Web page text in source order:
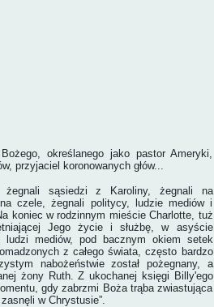
określanego jako pastor Ameryki,
przyjaciel koronowanych głów...
żegnali sąsiedzi z Karoliny, żegnali na
czele, żegnali politycy, ludzie mediów i
koniec w rodzinnym mieście Charlotte, tuż
Jego życie i służbę, w asyście
ludzi mediów, pod bacznym okiem setek
z całego świata, często bardzo
nabożeństwie został pożegnany, a
żony Ruth. Z ukochanej księgi Billy'ego
gdy zabrzmi Boża trąba zwiastująca
w Chrystusie”.